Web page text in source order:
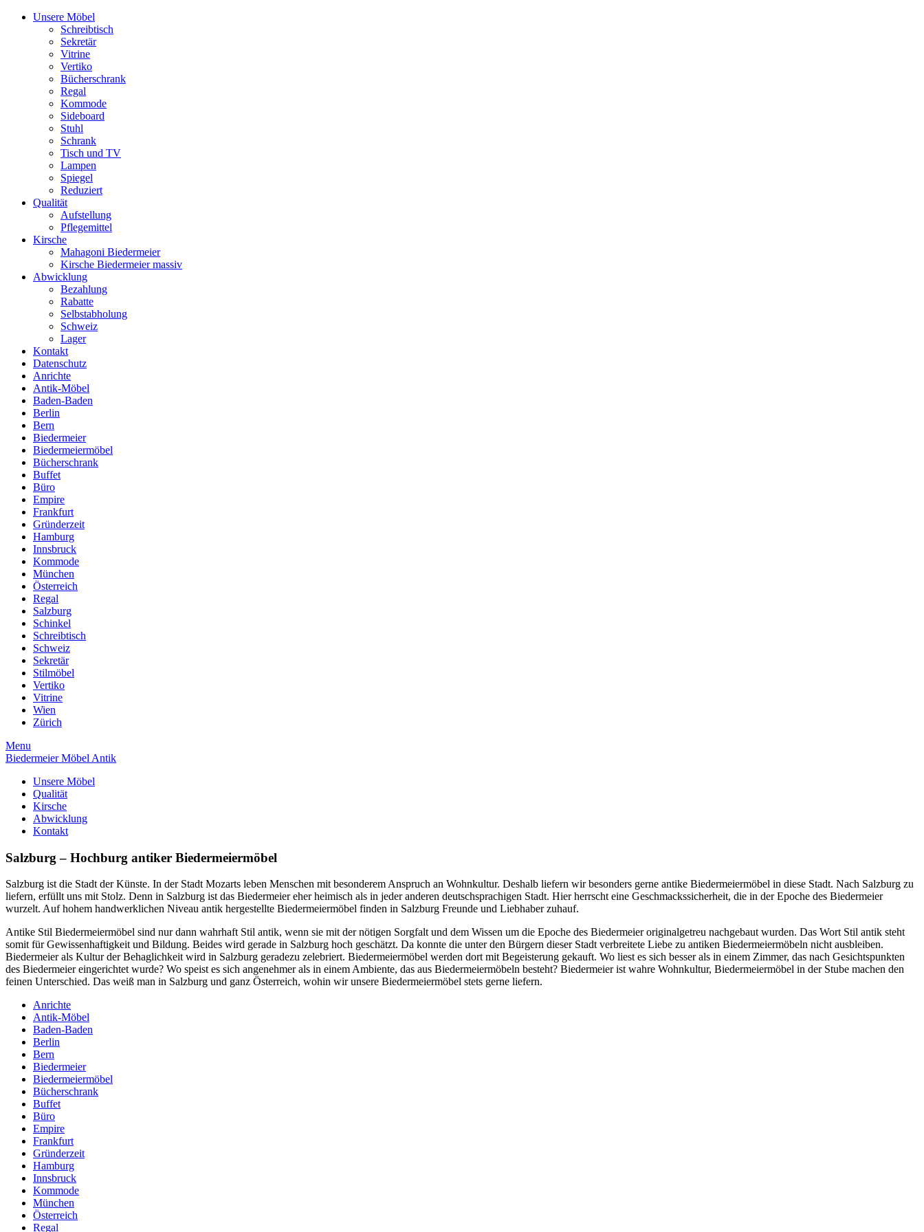
Unsere Möbel
Schreibtisch
Sekretär
Vitrine
Vertiko
Bücherschrank
Regal
Kommode
Sideboard
Stuhl
Schrank
Tisch und TV
Lampen
Spiegel
Reduziert
Qualität
Aufstellung
Pflegemittel
Kirsche
Mahagoni Biedermeier
Kirsche Biedermeier massiv
Abwicklung
Bezahlung
Rabatte
Selbstabholung
Schweiz
Lager
Kontakt
Datenschutz
Anrichte
Antik-Möbel
Baden-Baden
Berlin
Bern
Biedermeier
Biedermeiermöbel
Bücherschrank
Buffet
Büro
Empire
Frankfurt
Gründerzeit
Hamburg
Innsbruck
Kommode
München
Österreich
Regal
Salzburg
Schinkel
Schreibtisch
Schweiz
Sekretär
Stilmöbel
Vertiko
Vitrine
Wien
Zürich
Menu
Biedermeier Möbel Antik
Unsere Möbel
Qualität
Kirsche
Abwicklung
Kontakt
Salzburg – Hochburg antiker Biedermeiermöbel
Salzburg ist die Stadt der Künste. In der Stadt Mozarts leben Menschen mit besonderem Anspruch an Wohnkultur. Deshalb liefern wir besonders gerne antike Biedermeiermöbel in diese Stadt. Nach Salzburg zu
liefern, erfüllt uns mit Stolz. Denn in Salzburg ist das Biedermeier eher heimisch als in jeder anderen deutschsprachigen Stadt. Hier herrscht eine Geschmackssicherheit, die in der Epoche des Biedermeier
wurzelt. Auf hohem handwerklichen Niveau antik hergestellte Biedermeiermöbel finden in Salzburg Freunde und Liebhaber zuhauf.
Antike Stil Biedermeiermöbel sind nur dann wahrhaft Stil antik, wenn sie mit der nötigen Sorgfalt und dem Wissen um die Epoche des Biedermeier originalgetreu nachgebaut wurden. Das Wort Stil antik steht
somit für Gewissenhaftigkeit und Bildung. Beides wird gerade in Salzburg hoch geschätzt. Da konnte die unter den Bürgern dieser Stadt verbreitete Liebe zu antiken Biedermeiermöbeln nicht ausbleiben.
Biedermeier als Kultur der Behaglichkeit wird in Salzburg geradezu zelebriert. Biedermeiermöbel werden dort mit Begeisterung gekauft. Wo liest es sich besser als in einem Zimmer, das nach Gesichtspunkten
des Biedermeier eingerichtet wurde? Wo speist es sich angenehmer als in einem Ambiente, das aus Biedermeiermöbeln besteht? Biedermeier ist wahre Wohnkultur, Biedermeiermöbel in der Stube machen den
feinen Unterschied. Das weiß man in Salzburg und ganz Österreich, wohin wir unsere Biedermeiermöbel stets gerne liefern.
Anrichte
Antik-Möbel
Baden-Baden
Berlin
Bern
Biedermeier
Biedermeiermöbel
Bücherschrank
Buffet
Büro
Empire
Frankfurt
Gründerzeit
Hamburg
Innsbruck
Kommode
München
Österreich
Regal